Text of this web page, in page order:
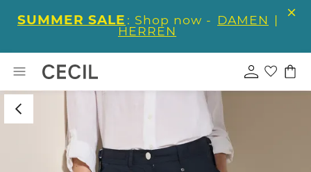
SUMMER SALE : Shop now - DAMEN |
HERREN